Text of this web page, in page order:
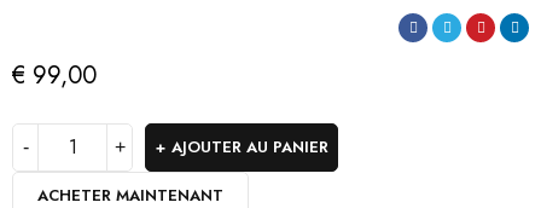
€ 99,00
AJOUTER AU PANIER
ACHETER MAINTENANT